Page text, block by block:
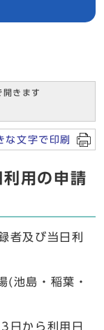
きます
な文字で印刷
用の申請
者及び当日利
(池島・稲葉・
日から利用日